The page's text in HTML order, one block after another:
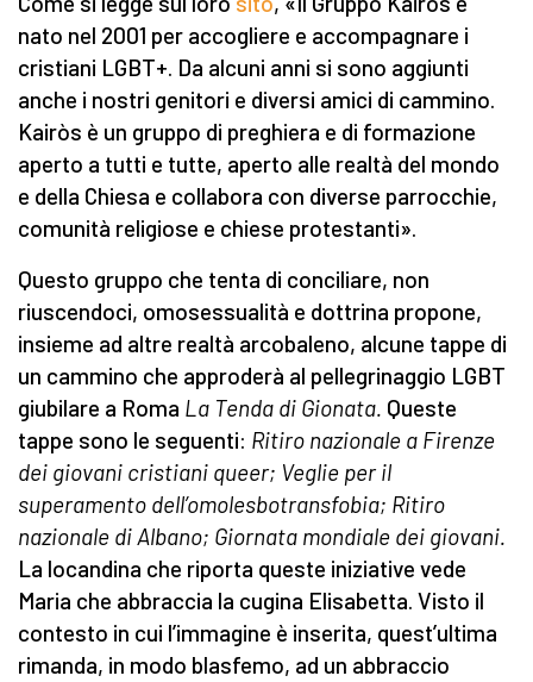
nato nel 2001 per accogliere e accompagnare i
cristiani LGBT+. Da alcuni anni si sono aggiunti
anche i nostri genitori e diversi amici di cammino.
Kairòs è un gruppo di preghiera e di formazione
aperto a tutti e tutte, aperto alle realtà del mondo
e della Chiesa e collabora con diverse parrocchie,
comunità religiose e chiese protestanti».
Questo gruppo che tenta di conciliare, non
riuscendoci, omosessualità e dottrina propone,
insieme ad altre realtà arcobaleno, alcune tappe di
un cammino che approderà al pellegrinaggio LGBT
giubilare a Roma La Tenda di Gionata. Queste
tappe sono le seguenti: Ritiro nazionale a Firenze
dei giovani cristiani queer; Veglie per il
superamento dell’omolesbotransfobia; Ritiro
nazionale di Albano; Giornata mondiale dei giovani.
La locandina che riporta queste iniziative vede
Maria che abbraccia la cugina Elisabetta. Visto il
contesto in cui l’immagine è inserita, quest’ultima
rimanda, in modo blasfemo, ad un abbraccio